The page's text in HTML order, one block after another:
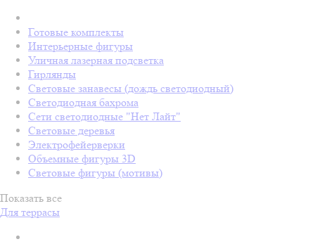
Готовые комплекты
Интерьерные фигуры
Уличная лазерная подсветка
Гирлянды
Световые занавесы (дождь светодиодный)
Светодиодная бахрома
Сети светодиодные "Нет Лайт"
Световые деревья
Электрофейерверки
Объемные фигуры 3D
Световые фигуры (мотивы)
Показать все
Для террасы